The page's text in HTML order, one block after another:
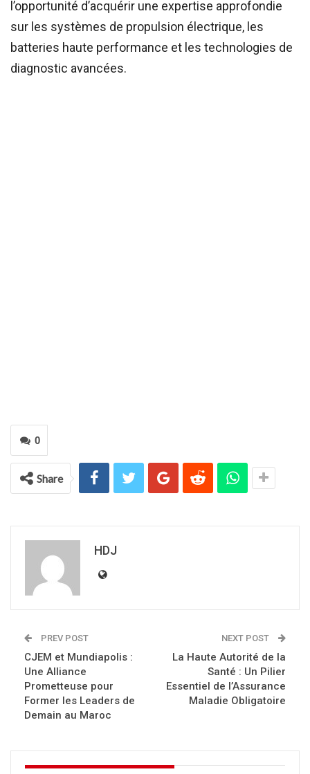
l’opportunité d’acquérir une expertise approfondie
sur les systèmes de propulsion électrique, les
batteries haute performance et les technologies de
diagnostic avancées.
0
Share
HDJ
PREV POST
CJEM et Mundiapolis :
Une Alliance
Prometteuse pour
Former les Leaders de
Demain au Maroc
NEXT POST
La Haute Autorité de la
Santé : Un Pilier
Essentiel de l’Assurance
Maladie Obligatoire